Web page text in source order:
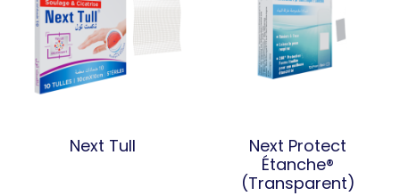
Next Tull
Next Protect
Étanche®
(Transparent)